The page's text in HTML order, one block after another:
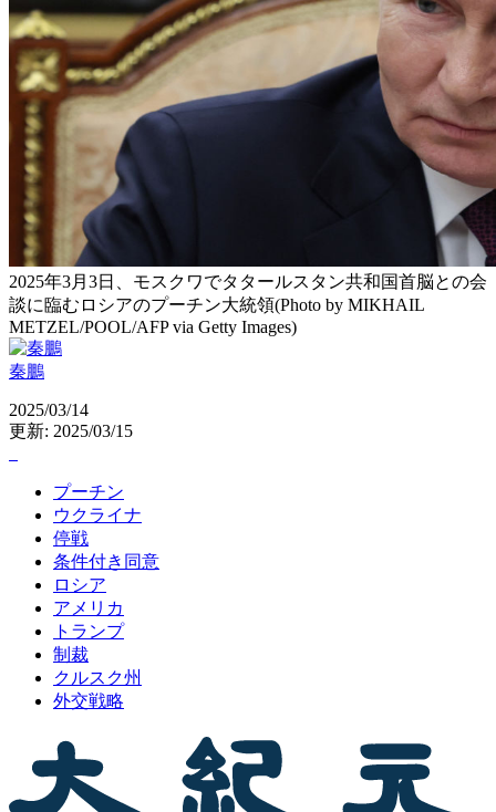
2025年3月3日、モスクワでタタールスタン共和国首脳との会
談に臨むロシアのプーチン大統領(Photo by MIKHAIL
METZEL/POOL/AFP via Getty Images)
秦鵬
2025/03/14
更新: 2025/03/15
プーチン
ウクライナ
停戦
条件付き同意
ロシア
アメリカ
トランプ
制裁
クルスク州
外交戦略